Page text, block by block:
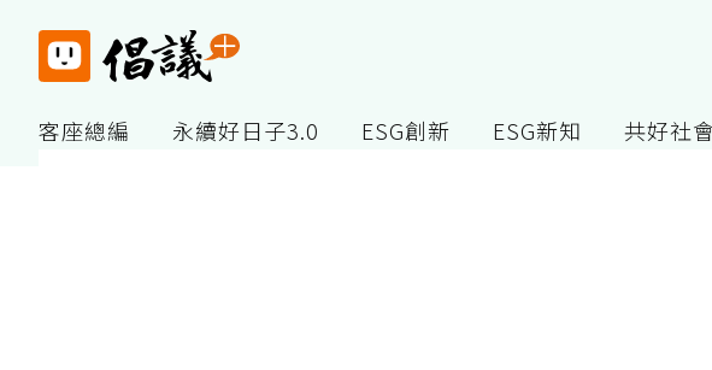
客座總編 永續好日子3.0 ESG創新 ESG新知 共好社